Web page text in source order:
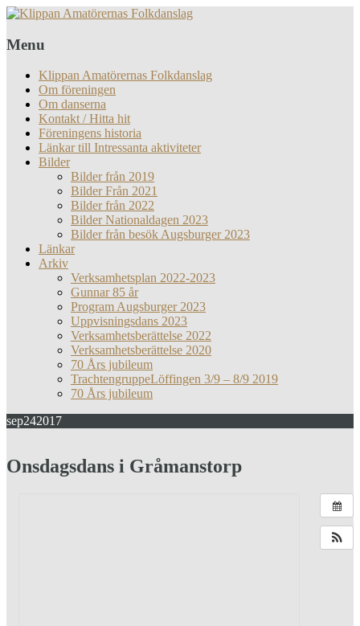
Menu
Klippan Amatörernas Folkdanslag
Om föreningen
Om danserna
Kontakt / Hitta hit
Föreningens historia
Länkar till Intressanta aktiviteter
Bilder
Bilder från 2019
Bilder Från 2021
Bilder från 2022
Bilder Nationaldagen 2023
Bilder från besök Augsburger 2023
Länkar
Arkiv
Verksamhetsplan 2022-2023
Gunnar 85 år
Program Augsburger 2023
Uppvisningsdans 2023
Verksamhetsberättelse 2022
Verksamhetsberättelse 2020
70 Års jubileum
TrachtengruppeLöffingen 3/9 – 8/9 2019
70 Års jubileum
sep242017
Onsdagsdans i Gråmanstorp